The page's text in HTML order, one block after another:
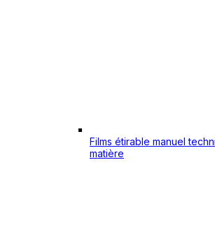
Films étirable manuel
matière